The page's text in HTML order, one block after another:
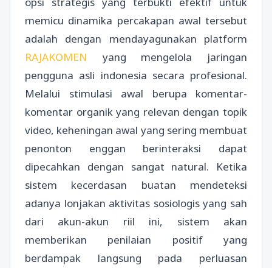
memicu dinamika percakapan awal tersebut
adalah dengan mendayagunakan platform
RAJAKOMEN yang mengelola jaringan
pengguna asli indonesia secara profesional.
Melalui stimulasi awal berupa komentar-
komentar organik yang relevan dengan topik
video, keheningan awal yang sering membuat
penonton enggan berinteraksi dapat
dipecahkan dengan sangat natural. Ketika
sistem kecerdasan buatan mendeteksi
adanya lonjakan aktivitas sosiologis yang sah
dari akun-akun riil ini, sistem akan
memberikan penilaian positif yang
berdampak langsung pada perluasan